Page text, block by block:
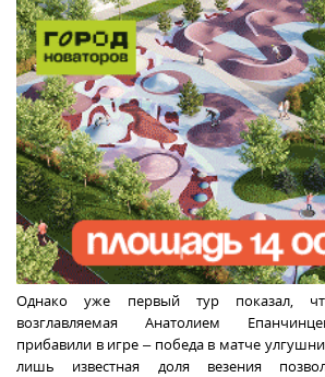
Однако уже первый тур показал,
возглавляемая Анатолием
прибавили в игре – победа в матче
лишь известная доля везения